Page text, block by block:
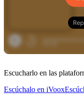
Escucharlo en las
Escúchalo en iVoox